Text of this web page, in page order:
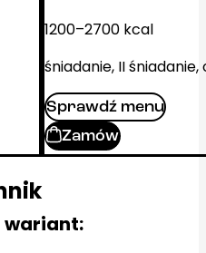
1200–2700 kcal
śniadanie, II
Sprawdź menu
Zamów
wariant: